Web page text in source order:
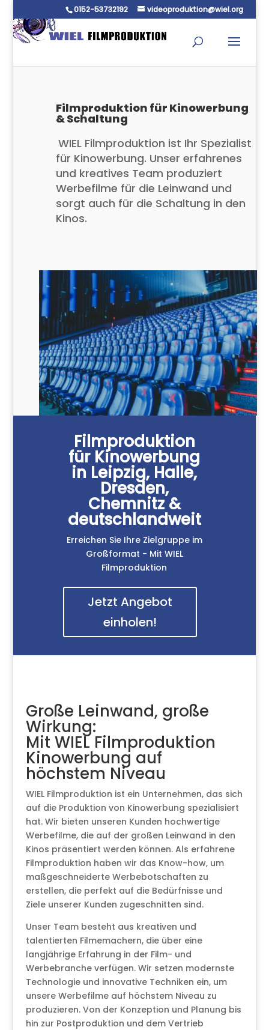
0152-53732192 videoproduktion@wiel.org
Filmproduktion für Kinowerbung
& Schaltung
WIEL Filmproduktion ist Ihr Spezialist
für Kinowerbung. Unser erfahrenes
und kreatives Team produziert
Werbefilme für die Leinwand und
sorgt auch für die Schaltung in den
Kinos.
Filmproduktion
für Kinowerbung
in Leipzig, Halle,
Dresden,
Chemnitz &
deutschlandweit
Erreichen Sie Ihre Zielgruppe im
Großformat - Mit WIEL
Filmproduktion
Jetzt Angebot
einholen!
Große Leinwand, große
Wirkung:
Mit WIEL Filmproduktion
Kinowerbung auf
höchstem Niveau
WIEL Filmproduktion ist ein Unternehmen, das sich
auf die Produktion von Kinowerbung spezialisiert
hat. Wir bieten unseren Kunden hochwertige
Werbefilme, die auf der großen Leinwand in den
Kinos präsentiert werden können. Als erfahrene
Filmproduktion haben wir das Know-how, um
maßgeschneiderte Werbebotschaften zu
erstellen, die perfekt auf die Bedürfnisse und
Ziele unserer Kunden zugeschnitten sind.
Unser Team besteht aus kreativen und
talentierten Filmemachern, die über eine
langjährige Erfahrung in der Film- und
Werbebranche verfügen. Wir setzen modernste
Technologie und innovative Techniken ein, um
unsere Werbefilme auf höchstem Niveau zu
produzieren. Von der Konzeption und Planung bis
hin zur Postproduktion und dem Vertrieb